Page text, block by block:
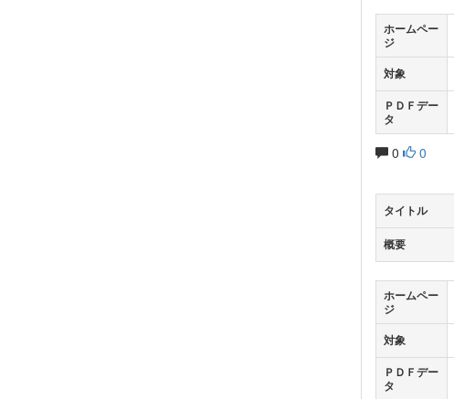
ホームペー
ジ
対象
ＰＤＦデー
タ
0 0
タイトル
概要
ホームペー
ジ
対象
ＰＤＦデー
タ